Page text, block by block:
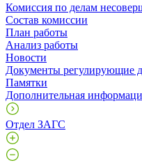
Комиссия по делам
Состав комиссии
План работы
Анализ работы
Новости
Документы регулирующие
Памятки
Дополнительная
Отдел ЗАГС